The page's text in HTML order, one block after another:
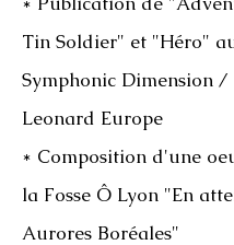
Tin Soldier" et "Héro"
Symphonic Dimension
Leonard Europe
* Composition d'une
la Fosse Ô Lyon "En
Aurores Boréales"